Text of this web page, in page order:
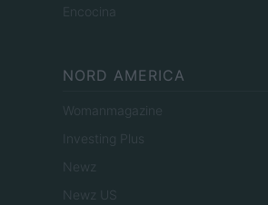
Encocina
NORD AMERICA
Womanmagazine
Investing Plus
Newz
Newz US